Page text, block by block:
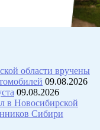
области вручены
09.08.2026
09.08.2026
в Новосибирской
Сибири